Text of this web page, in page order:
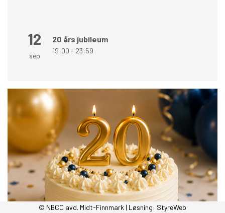
12
sep
20 års jubileum
19:00 - 23:59
© NBCC avd. Midt-Finnmark | Løsning: StyreWeb